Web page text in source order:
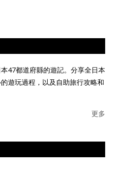
47都道府縣的遊記。分享全日本
遊玩過程，以及自助旅行攻略和
更多